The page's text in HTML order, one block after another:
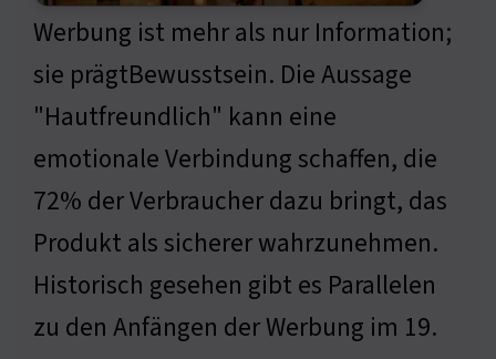
Werbung ist mehr als nur Information;
sie prägtBewusstsein. Die Aussage
"Hautfreundlich" kann eine
emotionale Verbindung schaffen, die
72% der Verbraucher dazu bringt, das
Produkt als sicherer wahrzunehmen.
Historisch gesehen gibt es Parallelen
zu den Anfängen der Werbung im 19.